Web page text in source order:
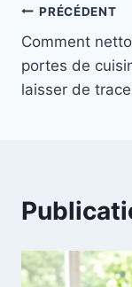
de
l’article
PRÉCÉDENT
Comment
portes de
laisser de